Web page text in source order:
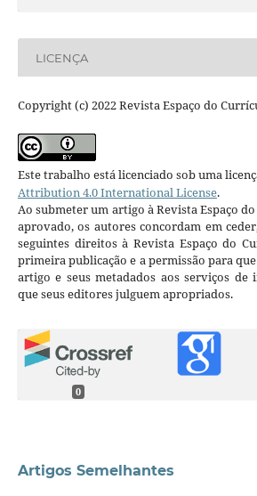
LICENÇA
Copyright (c) 2022 Revista Espaço do
Este trabalho está licenciado sob uma
Attribution 4.0 International License.
Ao submeter um artigo à Revista Espaço
aprovado, os autores concordam em
seguintes direitos à Revista Espaço do
primeira publicação e a permissão para
artigo e seus metadados aos serviços de
que seus editores julguem apropriados.
0
Artigos Semelhantes